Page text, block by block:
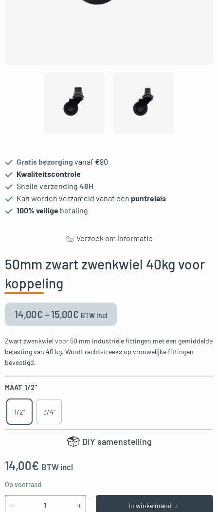
Gratis bezorging vanaf €90
Kwaliteitscontrole
Snelle verzending 48H
Kan worden verzameld vanaf een puntrelais
100% veiligebetaling
Verzoek om informatie
50mm zwart zwenkwiel 40kg voor
koppeling
14,00€ – 15,00€ BTW incl
Zwart zwenkwiel voor 50 mm industriële fittingen met een gemiddelde
belasting van 40 kg. Wordt rechtstreeks op vrouwelijke fittingen
bevestigd.
MAAT 1/2"
1/2" 3/4"
DIY samenstelling
14,00€ BTW incl
Op voorraad
- + In winkelmand